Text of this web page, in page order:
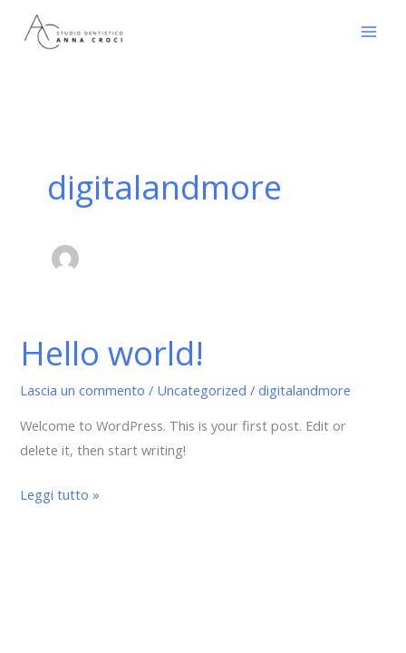
digitalandmore
Hello world!
Lascia un commento / Uncategorized /digitalandmore
Welcome to WordPress. This is your first post. Edit or
delete it, then start writing!
Hello
world!
Leggi tutto »